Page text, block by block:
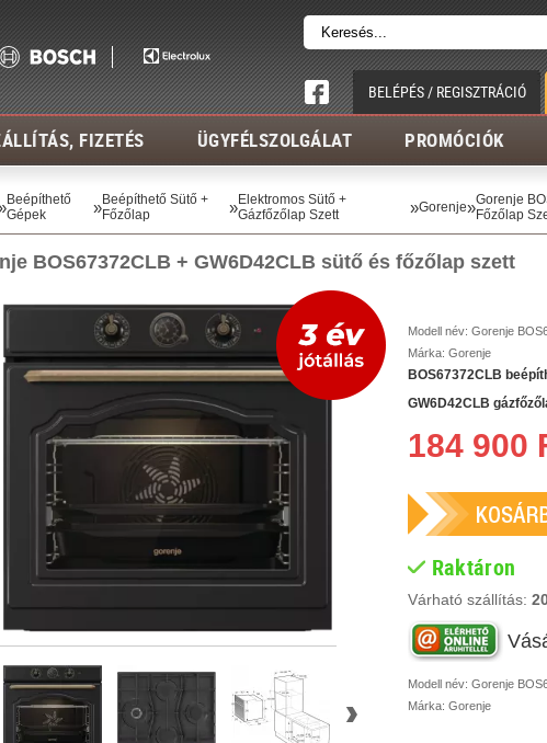
FIZETÉS ÜGYFÉLSZOLGÁLAT PROMÓCIÓK
BELÉPÉS / REGISZTRÁCIÓ
Beépíthető
Gépek
»Beépíthető Sütő +
Főzőlap
»Elektromos Sütő +
Gázfőzőlap Szett
»Gorenje»Gorenje
Főzőlap
BOS67372CLB + GW6D42CLB sütő és főzőlap szett
Modell név: Gorenje
Márka: Gorenje
BOS67372CLB
GW6D42CLB
184 900
Raktáron
Várható szállítás:
Modell név: Gorenje
Márka: Gorenje